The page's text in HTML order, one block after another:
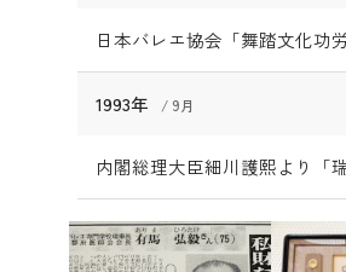
日本バレエ協会「舞踏文化功労
1993年 9月
内閣総理大臣細川護熙より「瑞